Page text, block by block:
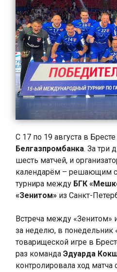
С 17 по 19 августа в
Белгазпромбанка. За три
шесть матчей, и
календарём – решающим
турнира между БГК
«Зенитом» из Санкт-
Встреча между
за неделю, в понедельник
товарищеской игре в
раз команда Эдуарда
контролировала ход